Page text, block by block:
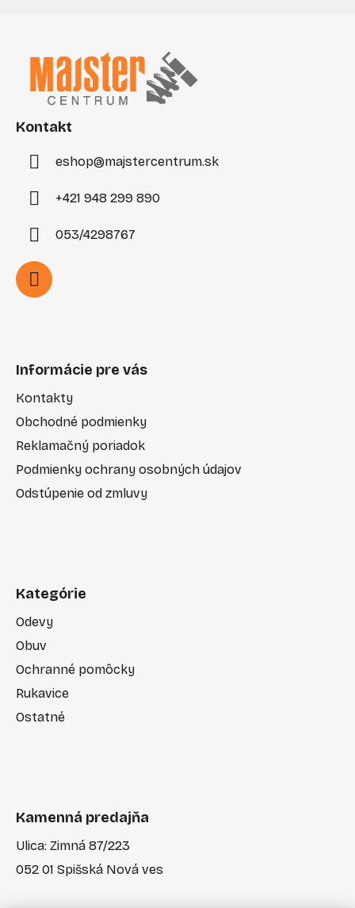
Kontakt
eshop@majstercentrum.sk
+421 948 299 890
053/4298767
Informácie pre vás
Kontakty
Obchodné podmienky
Reklamačný poriadok
Podmienky ochrany osobných údajov
Odstúpenie od zmluvy
Kategórie
Odevy
Obuv
Ochranné pomôcky
Rukavice
Ostatné
Kamenná predajňa
Ulica: Zimná 87/223
052 01 Spišská Nová ves